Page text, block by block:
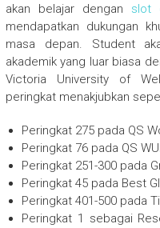
akan belajar dengan slot
mendapatkan dukungan
masa depan. Student
akademik yang luar biasa
Victoria University of
peringkat menakjubkan
Peringkat 275 pada QS
Peringkat 76 pada QS
Peringkat 251-300 pada
Peringkat 45 pada Best
Peringkat 401-500 pada
Peringkat 1 sebagai